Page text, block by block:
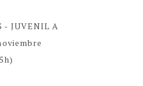
- JUVENIL A